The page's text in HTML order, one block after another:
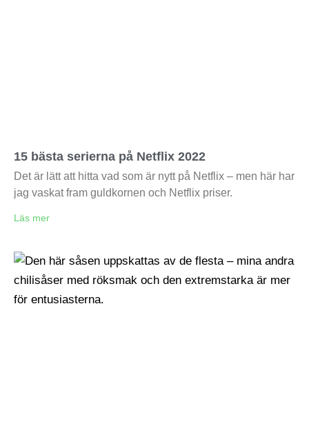
15 bästa serierna på Netflix 2022
Det är lätt att hitta vad som är nytt på Netflix – men här har
jag vaskat fram guldkornen och Netflix priser.
Läs mer